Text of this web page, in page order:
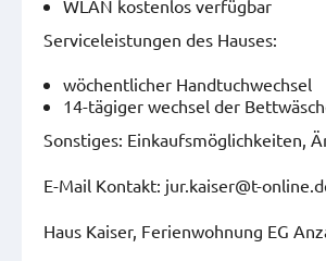
WLAN kostenlos verfügbar
Serviceleistungen des Hauses:
wöchentlicher Handtuchwechsel
14-tägiger wechsel der
Sonstiges: Einkaufsmöglichkeiten,
E-Mail Kontakt: jur.kaiser@t-
Haus Kaiser, Ferienwohnung EG